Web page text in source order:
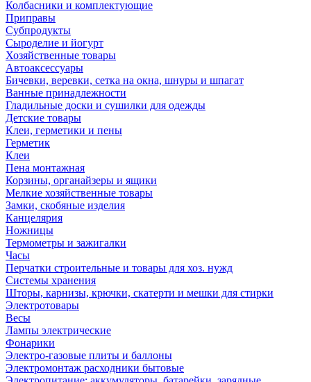
Колбасники и комплектующие
Приправы
Субпродукты
Сыроделие и йогурт
Хозяйственные товары
Автоаксессуары
Бичевки, веревки, сетка на окна, шнуры и шпагат
Ванные принадлежности
Гладильные доски и сушилки для одежды
Детские товары
Клеи, герметики и пены
Герметик
Клеи
Пена монтажная
Корзины, органайзеры и ящики
Мелкие хозяйственные товары
Замки, скобяные изделия
Канцелярия
Ножницы
Термометры и зажигалки
Часы
Перчатки строительные и товары для хоз. нужд
Системы хранения
Шторы, карнизы, крючки, скатерти и мешки для стирки
Электротовары
Весы
Лампы электрические
Фонарики
Электро-газовые плиты и баллоны
Электромонтаж расходники бытовые